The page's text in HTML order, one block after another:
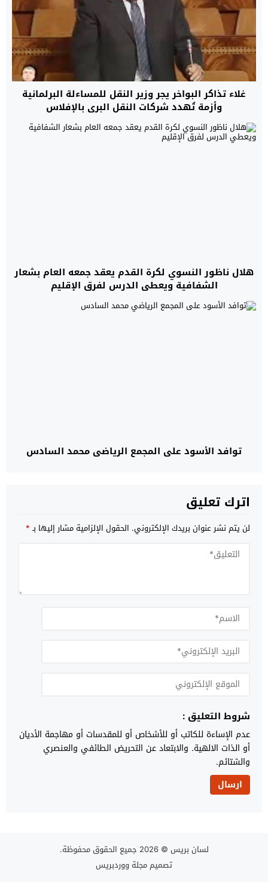
غلاء تذاكر البواخر يجر وزير النقل للمساءلة البرلمانية
وأزمة تُهدد شركات النقل البري بالإفلاس
هلال ناظور النسوي لكرة القدم يعقد جمعه العام بشعار
الشفافية ويعطي الدرس لفرق الإقليم
توافد الأسود على المجمع الرياضي محمد السادس
اترك تعليق
لن يتم نشر عنوان بريدك الإلكتروني. الحقول الإلزامية مشار إليها بـ*
شروط التعليق :
عدم الإساءة للكاتب أو للأشخاص أو للمقدسات أو مهاجمة الأديان
أو الذات الالهية. والابتعاد عن التحريض الطائفي والعنصري
والشتائم.
لسان بريس © 2026 جميع الحقوق محفوظة.
تصميممجلة ووردبريس